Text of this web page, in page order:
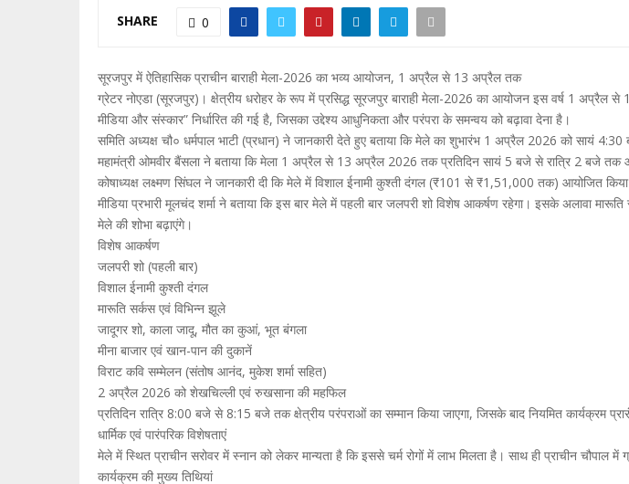
SHARE 0
सूरजपुर में ऐतिहासिक प्राचीन बाराही मेला-2026 का भव्य आयोजन, 1 अप्रैल से 13 अप्रैल तक
ग्रेटर नोएडा (सूरजपुर)। क्षेत्रीय धरोहर के रूप में प्रसिद्ध सूरजपुर बाराही मेला-2026 का आयोजन इस वर्ष 1
मीडिया और संस्कार” निर्धारित की गई है, जिसका उद्देश्य आधुनिकता और परंपरा के समन्वय को बढ़ावा देना है।
समिति अध्यक्ष चौ० धर्मपाल भाटी (प्रधान) ने जानकारी देते हुए बताया कि मेले का शुभारंभ 1 अप्रैल 2026 को सायं
महामंत्री ओमवीर बैंसला ने बताया कि मेला 1 अप्रैल से 13 अप्रैल 2026 तक प्रतिदिन सायं 5 बजे से रात्रि 2 बजे तक
कोषाध्यक्ष लक्ष्मण सिंघल ने जानकारी दी कि मेले में विशाल ईनामी कुश्ती दंगल (₹101 से ₹1,51,000 तक) आयोजित किया
मीडिया प्रभारी मूलचंद शर्मा ने बताया कि इस बार मेले में पहली बार जलपरी शो विशेष आकर्षण रहेगा। इसके अलावा
मेले की शोभा बढ़ाएंगे।
विशेष आकर्षण
जलपरी शो (पहली बार)
विशाल ईनामी कुश्ती दंगल
मारूति सर्कस एवं विभिन्न झूले
जादूगर शो, काला जादू, मौत का कुआं, भूत बंगला
मीना बाजार एवं खान-पान की दुकानें
विराट कवि सम्मेलन (संतोष आनंद, मुकेश शर्मा सहित)
2 अप्रैल 2026 को शेखचिल्ली एवं रुखसाना की महफिल
प्रतिदिन रात्रि 8:00 बजे से 8:15 बजे तक क्षेत्रीय परंपराओं का सम्मान किया जाएगा, जिसके बाद नियमित कार्यक्रम
धार्मिक एवं पारंपरिक विशेषताएं
मेले में स्थित प्राचीन सरोवर में स्नान को लेकर मान्यता है कि इससे चर्म रोगों में लाभ मिलता है। साथ ही प्राचीन
कार्यक्रम की मुख्य तिथियां